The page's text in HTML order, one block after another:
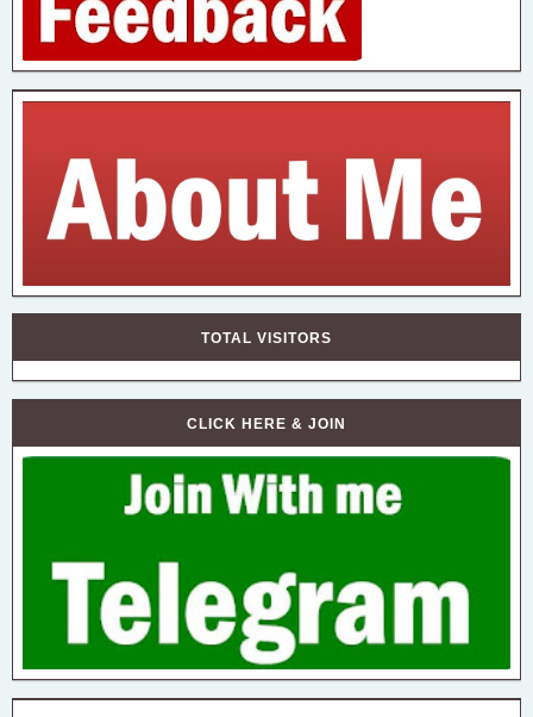
TOTAL VISITORS
CLICK HERE & JOIN